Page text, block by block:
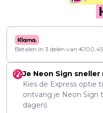
Betalen in 3 delen van €100,45
Je Neon Sign sneller
Kies de Express optie
ontvang je Neon Sign
dagen).